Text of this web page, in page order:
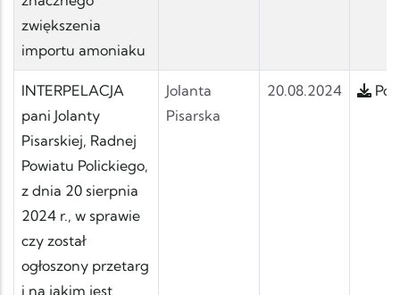
zwiększenia
importu amoniaku
INTERPELACJA
pani Jolanty
Pisarskiej, Radnej
Powiatu Polickiego,
z dnia 20 sierpnia
2024 r., w sprawie
czy został
ogłoszony przetarg
i na jakim jest
Jolanta
Pisarska
20.08.2024